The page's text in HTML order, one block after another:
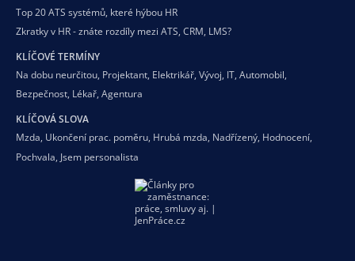
Top 20 ATS systémů, které hýbou HR
Zkratky v HR - znáte rozdíly mezi ATS, CRM, LMS?
KLÍČOVÉ TERMÍNY
Na dobu neurčitou, Projektant, Elektrikář, Vývoj, IT, Automobil,
Bezpečnost, Lékař, Agentura
KLÍČOVÁ SLOVA
Mzda, Ukončení prac. poměru, Hrubá mzda, Nadřízený, Hodnocení,
Pochvala, Jsem personalista